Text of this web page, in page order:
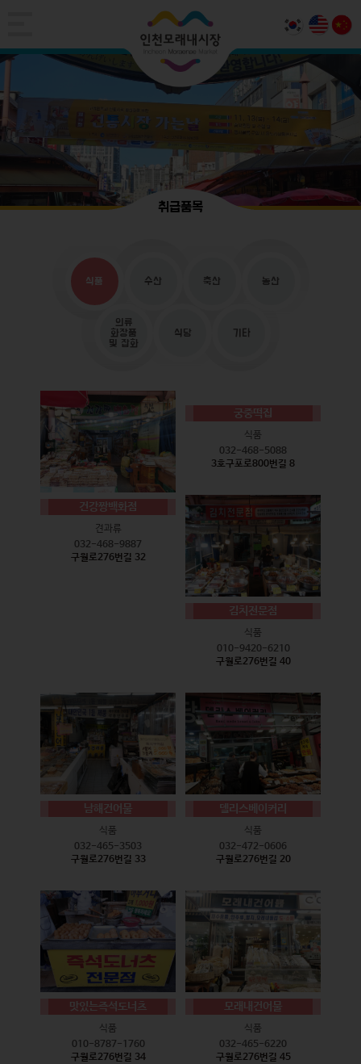
취급품목
식품 수산 축산 농산
의류
화장품
및 잡화
식당 기타
건강짱백화점
견과류
032-468-9887
구월로276번길 32
궁중떡집
식품
032-468-5088
3호구포로800번길 8
김치전문점
식품
010-9420-6210
구월로276번길 40
남해건어물
식품
032-465-3503
구월로276번길 33
델리스베이커리
식품
032-472-0606
구월로276번길 20
맛있는즉석도너츠
식품
010-8787-1760
구월로276번길 34
모래내건어물
식품
032-465-6220
구월로276번길 45